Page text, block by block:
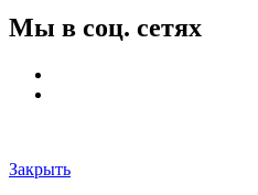
Мы в соц. сетях
Закрыть